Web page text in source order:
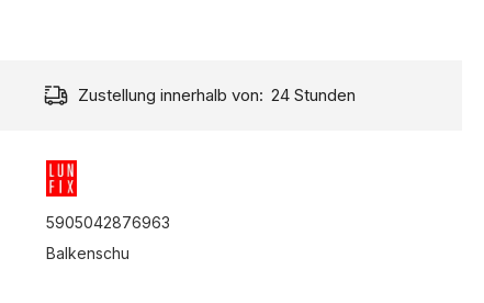
Zustellung innerhalb von: 24 Stunden
5905042876963
Balkenschu